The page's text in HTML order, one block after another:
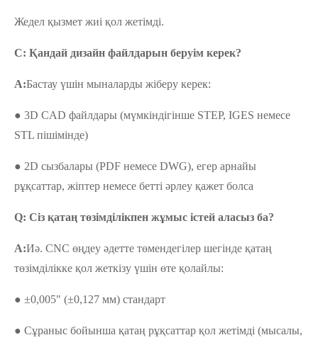
Жедел қызмет жиі қол жетімді.
С: Қандай дизайн файлдарын беруім керек?
A:Бастау үшін мыналарды жіберу керек:
● 3D CAD файлдары (мүмкіндігінше STEP, IGES немесе
STL пішімінде)
● 2D сызбалары (PDF немесе DWG), егер арнайы
рұқсаттар, жіптер немесе бетті әрлеу қажет болса
Q: Сіз қатаң төзімділікпен жұмыс істей аласыз ба?
A:Иә. CNC өңдеу әдетте төмендегілер шегінде қатаң
төзімділікке қол жеткізу үшін өте қолайлы:
● ±0,005" (±0,127 мм) стандарт
● Сұраныс бойынша қатаң рұқсаттар қол жетімді (мысалы,